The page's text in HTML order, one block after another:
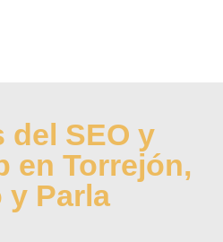
del SEO y
en Torrejón,
y Parla